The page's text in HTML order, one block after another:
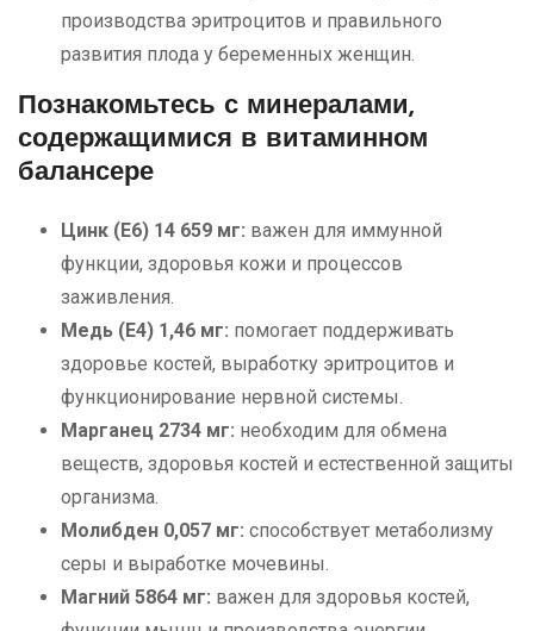
производства эритроцитов и правильного
развития плода у беременных женщин.
Познакомьтесь с минералами,
содержащимися в витаминном
балансере
Цинк (Е6) 14 659 мг: важен для иммунной
функции, здоровья кожи и процессов
заживления.
Медь (E4) 1,46 мг: помогает поддерживать
здоровье костей, выработку эритроцитов и
функционирование нервной системы.
Марганец 2734 мг: необходим для обмена
веществ, здоровья костей и естественной защиты
организма.
Молибден 0,057 мг: способствует метаболизму
серы и выработке мочевины.
Магний 5864 мг: важен для здоровья костей,